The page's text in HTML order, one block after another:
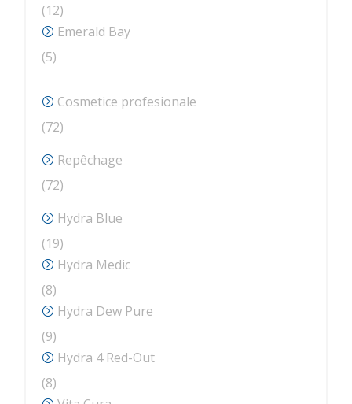
1212
produse
Emerald Bay
55
Cosmetice profesionale
7272
produse
Repêchage
7272
produse
Hydra Blue
1919
produse
Hydra Medic
88
produse
Hydra Dew Pure
99
produse
Hydra 4 Red-Out
88
produse